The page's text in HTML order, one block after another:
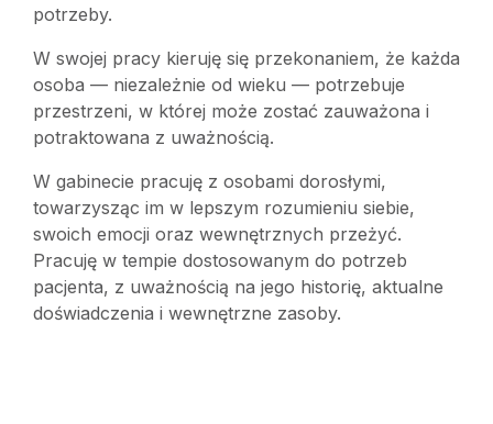
potrzeby.
W swojej pracy kieruję się przekonaniem, że każda
osoba — niezależnie od wieku — potrzebuje
przestrzeni, w której może zostać zauważona i
potraktowana z uważnością.
W gabinecie pracuję z osobami dorosłymi,
towarzysząc im w lepszym rozumieniu siebie,
swoich emocji oraz wewnętrznych przeżyć.
Pracuję w tempie dostosowanym do potrzeb
pacjenta, z uważnością na jego historię, aktualne
doświadczenia i wewnętrzne zasoby.